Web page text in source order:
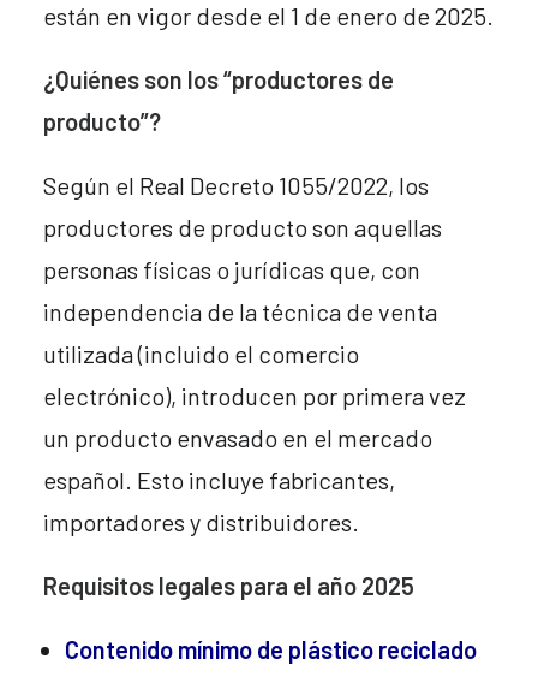
están en vigor desde el 1 de enero de 2025.
¿Quiénes son los “productores de
producto”?
Según el Real Decreto 1055/2022, los
productores de producto son aquellas
personas físicas o jurídicas que, con
independencia de la técnica de venta
utilizada (incluido el comercio
electrónico), introducen por primera vez
un producto envasado en el mercado
español. Esto incluye fabricantes,
importadores y distribuidores.
Requisitos legales para el año 2025
Contenido mínimo de plástico reciclado